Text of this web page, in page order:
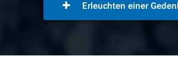
Erleuchten einer